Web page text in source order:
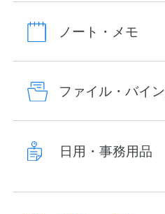
ノート・メモ
ファイル・バイ
日用・事務用品